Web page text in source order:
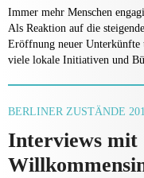
Immer mehr Menschen
Als Reaktion auf die
Eröffnung neuer Unterkünfte
viele lokale Initiativen und
BERLINER ZUSTÄNDE
Interviews mit